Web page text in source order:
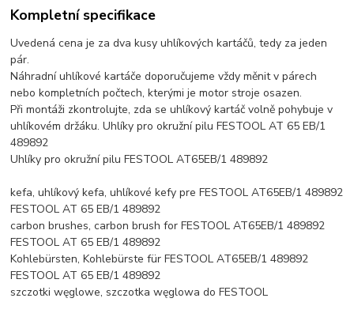
Kompletní specifikace
Uvedená cena je za dva kusy uhlíkových kartáčů, tedy za jeden
pár.
Náhradní uhlíkové kartáče doporučujeme vždy měnit v párech
nebo kompletních počtech, kterými je motor stroje osazen.
Při montáži zkontrolujte, zda se uhlíkový kartáč volně pohybuje v
uhlíkovém držáku. Uhlíky pro okružní pilu FESTOOL AT 65 EB/1
489892
Uhlíky pro okružní pilu FESTOOL AT65EB/1 489892
kefa, uhlíkový kefa, uhlíkové kefy pre FESTOOL AT65EB/1 489892
FESTOOL AT 65 EB/1 489892
carbon brushes, carbon brush for FESTOOL AT65EB/1 489892
FESTOOL AT 65 EB/1 489892
Kohlebürsten, Kohlebürste für FESTOOL AT65EB/1 489892
FESTOOL AT 65 EB/1 489892
szczotki węglowe, szczotka węglowa do FESTOOL